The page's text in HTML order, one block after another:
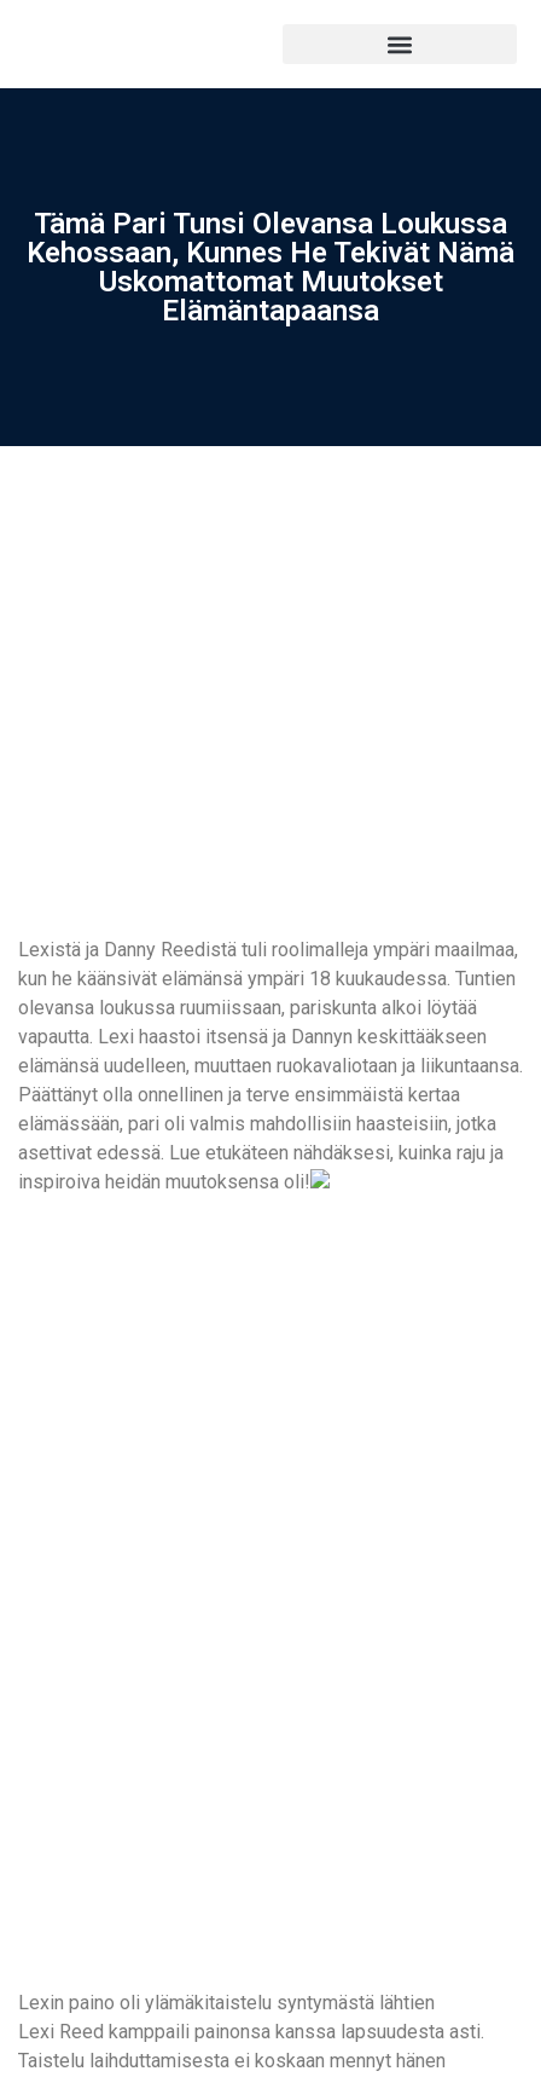
Tämä Pari Tunsi Olevansa Loukussa
Kehossaan, Kunnes He Tekivät Nämä
Uskomattomat Muutokset
Elämäntapaansa
Lexistä ja Danny Reedistä tuli roolimalleja ympäri maailmaa,
kun he käänsivät elämänsä ympäri 18 kuukaudessa. Tuntien
olevansa loukussa ruumiissaan, pariskunta alkoi löytää
vapautta. Lexi haastoi itsensä ja Dannyn keskittääkseen
elämänsä uudelleen, muuttaen ruokavaliotaan ja liikuntaansa.
Päättänyt olla onnellinen ja terve ensimmäistä kertaa
elämässään, pari oli valmis mahdollisiin haasteisiin, jotka
asettivat edessä. Lue etukäteen nähdäksesi, kuinka raju ja
inspiroiva heidän muutoksensa oli!
Lexin paino oli ylämäkitaistelu syntymästä lähtien
Lexi Reed kamppaili painonsa kanssa lapsuudesta asti.
Taistelu laihduttamisesta ei koskaan mennyt hänen